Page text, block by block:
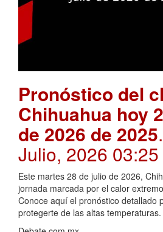
Pronóstico del
Chihuahua hoy
de 2026 de 2025
Julio, 2026 03:25
Este martes 28 de julio de 2026,
jornada marcada por el calor
Conoce aquí el pronóstico detallado
protegerte de las altas temperaturas.